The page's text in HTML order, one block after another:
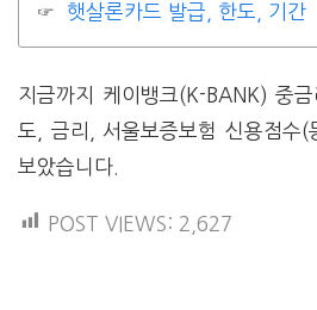
햇살론카드 발급, 한도, 기간
지금까지 케이뱅크(K-BANK) 중
도, 금리, 서울보증보험 신용점수
보았습니다.
POST VIEWS: 2,627